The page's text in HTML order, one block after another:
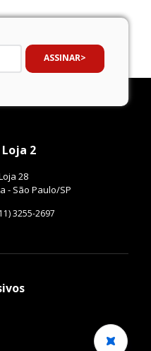
ASSINAR
2
28
- São Paulo/SP
3255-2697